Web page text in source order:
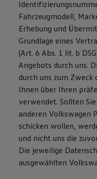
Fahrzeugmodell,
Erhebung und
Grundlage eines
(Art. 6 Abs. 1 lit. b
Angebots durch uns.
durch uns zum
Ihnen über Ihren
verwendet. Sollten
anderen Volkswagen
schicken wollen,
und nicht uns die
Die jeweilige
ausgewählten